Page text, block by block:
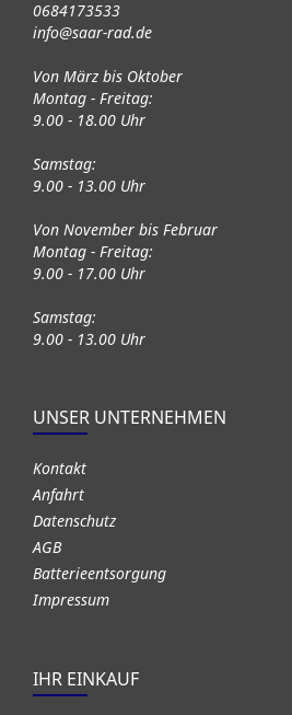
0684173533
info@saar-rad.de
Von März bis Oktober
Montag - Freitag:
9.00 - 18.00 Uhr
Samstag:
9.00 - 13.00 Uhr
Von November bis Februar
Montag - Freitag:
9.00 - 17.00 Uhr
Samstag:
9.00 - 13.00 Uhr
UNSER UNTERNEHMEN
Kontakt
Anfahrt
Datenschutz
AGB
Batterieentsorgung
Impressum
IHR EINKAUF